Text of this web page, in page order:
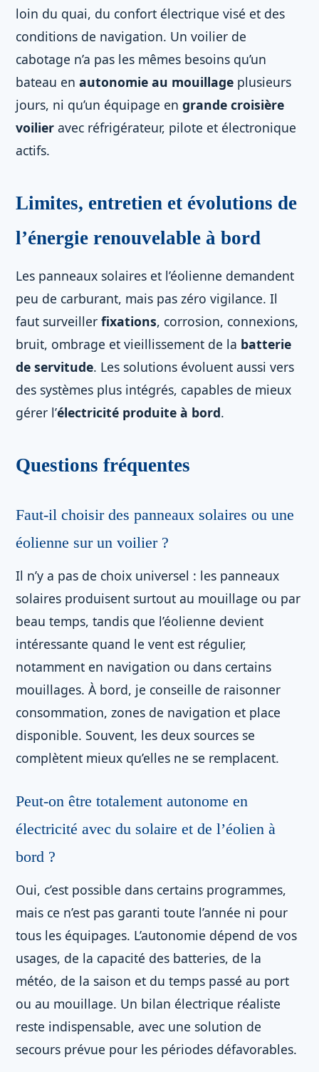
loin du quai, du confort électrique visé et des
conditions de navigation. Un voilier de
cabotage n’a pas les mêmes besoins qu’un
bateau en autonomie au mouillage plusieurs
jours, ni qu’un équipage en grande croisière
voilier avec réfrigérateur, pilote et électronique
actifs.
Limites, entretien et évolutions de
l’énergie renouvelable à bord
Les panneaux solaires et l’éolienne demandent
peu de carburant, mais pas zéro vigilance. Il
faut surveiller fixations, corrosion, connexions,
bruit, ombrage et vieillissement de la batterie
de servitude. Les solutions évoluent aussi vers
des systèmes plus intégrés, capables de mieux
gérer l’électricité produite à bord.
Questions fréquentes
Faut-il choisir des panneaux solaires ou une
éolienne sur un voilier ?
Il n’y a pas de choix universel : les panneaux
solaires produisent surtout au mouillage ou par
beau temps, tandis que l’éolienne devient
intéressante quand le vent est régulier,
notamment en navigation ou dans certains
mouillages. À bord, je conseille de raisonner
consommation, zones de navigation et place
disponible. Souvent, les deux sources se
complètent mieux qu’elles ne se remplacent.
Peut-on être totalement autonome en
électricité avec du solaire et de l’éolien à
bord ?
Oui, c’est possible dans certains programmes,
mais ce n’est pas garanti toute l’année ni pour
tous les équipages. L’autonomie dépend de vos
usages, de la capacité des batteries, de la
météo, de la saison et du temps passé au port
ou au mouillage. Un bilan électrique réaliste
reste indispensable, avec une solution de
secours prévue pour les périodes défavorables.